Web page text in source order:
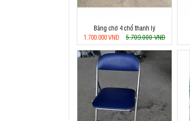
Băng chờ 4 chổ thanh lý
1.700.000 VNĐ
5.709.000 VNĐ